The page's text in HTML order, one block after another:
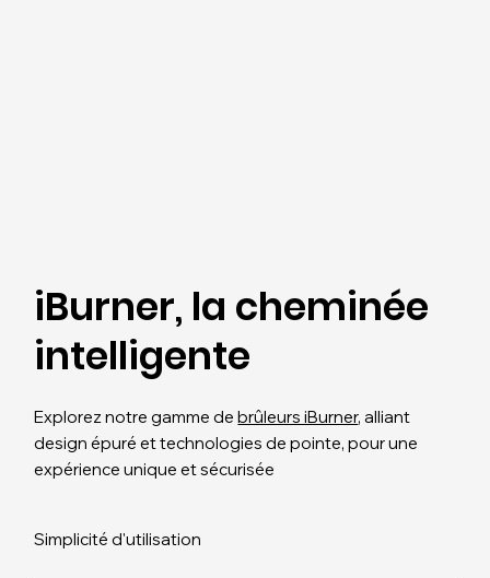
iBurner, la cheminée
intelligente
Explorez notre gamme debrûleurs iBurner, alliant
design épuré et technologies de pointe, pour une
expérience unique et sécurisée
Simplicité d'utilisation